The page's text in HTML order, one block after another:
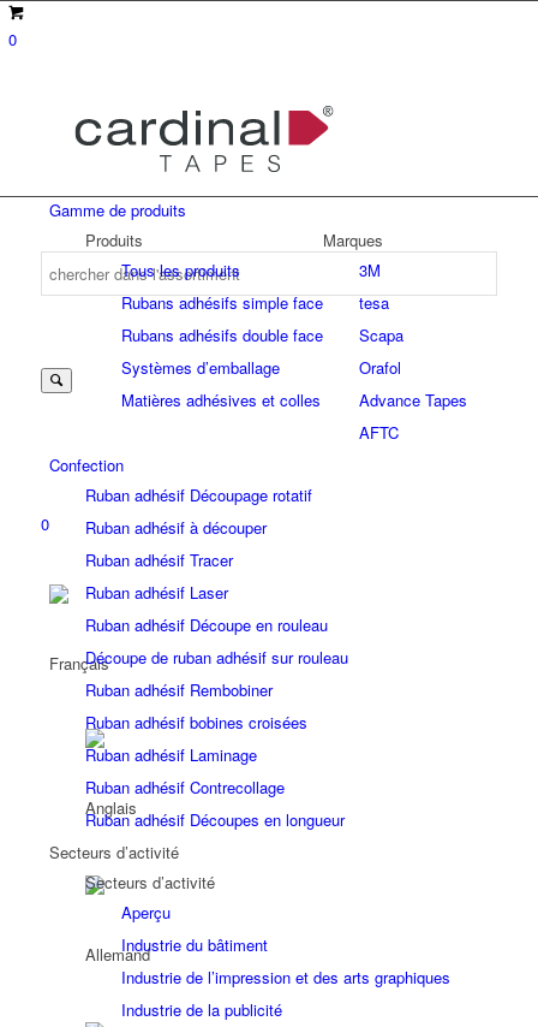
0
0
Gamme de produits
Produits
Tous les produits
Rubans adhésifs simple face
Rubans adhésifs double face
Systèmes d’emballage
Matières adhésives et colles
Marques
3M
tesa
Scapa
Orafol
Advance Tapes
AFTC
Confection
Ruban adhésif Découpage rotatif
Ruban adhésif à découper
Ruban adhésif Tracer
Ruban adhésif Laser
Ruban adhésif Découpe en rouleau
Découpe de ruban adhésif sur rouleau
Ruban adhésif Rembobiner
Ruban adhésif bobines croisées
Ruban adhésif Laminage
Ruban adhésif Contrecollage
Ruban adhésif Découpes en longueur
Secteurs d’activité
Secteurs d’activité
Aperçu
Industrie du bâtiment
Industrie de l’impression et des arts graphiques
Industrie de la publicité